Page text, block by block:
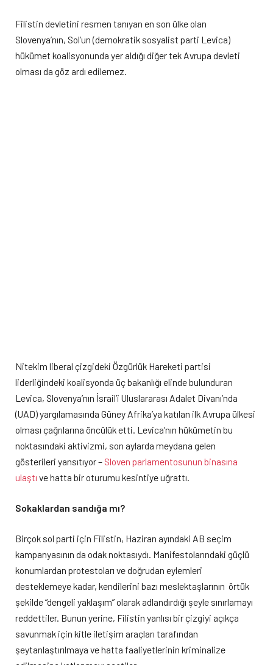
Filistin devletini resmen tanıyan en son ülke olan
Slovenya’nın, Sol’un (demokratik sosyalist parti Levica)
hükümet koalisyonunda yer aldığı diğer tek Avrupa devleti
olması da göz ardı edilemez.
Nitekim liberal çizgideki Özgürlük Hareketi partisi
liderliğindeki koalisyonda üç bakanlığı elinde bulunduran
Levica, Slovenya’nın İsrail’i Uluslararası Adalet Divanı’nda
(UAD) yargılamasında Güney Afrika’ya katılan ilk Avrupa ülkesi
olması çağrılarına öncülük etti. Levica’nın hükümetin bu
noktasındaki aktivizmi, son aylarda meydana gelen
gösterileri yansıtıyor – Sloven parlamentosunun binasına
ulaştı ve hatta bir oturumu kesintiye uğrattı.
Sokaklardan sandığa mı?
Birçok sol parti için Filistin, Haziran ayındaki AB seçim
kampanyasının da odak noktasıydı. Manifestolarındaki güçlü
konumlardan protestoları ve doğrudan eylemleri
desteklemeye kadar, kendilerini bazı meslektaşlarının örtük
şekilde “dengeli yaklaşım” olarak adlandırdığı şeyle sınırlamayı
reddettiler. Bunun yerine, Filistin yanlısı bir çizgiyi açıkça
savunmak için kitle iletişim araçları tarafından
şeytanlaştırılmaya ve hatta faaliyetlerinin kriminalize